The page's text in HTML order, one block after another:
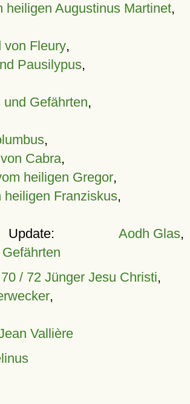
heiligen Augustinus Martinet,
von Fleury,
Pausilypus,
und Gefährten,
,
Cabra,
heiligen Gregor,
heiligen Franziskus,
Aodh Glas,
/ 72 Jünger Jesu Christi,
,
Vallière